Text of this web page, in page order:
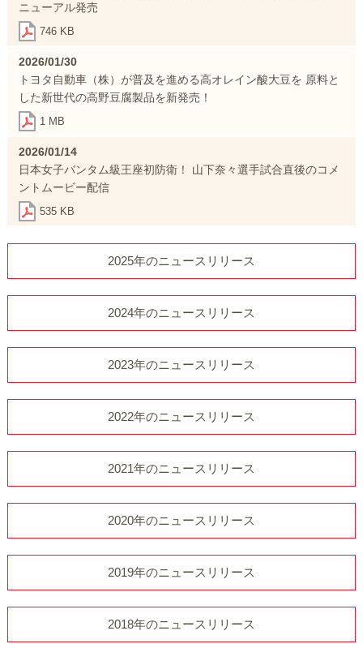
ニューアル発売
746 KB
2026/01/30
トヨタ自動車（株）が普及を進める高オレイン酸大豆を 原料と
した新世代の高野豆腐製品を新発売！
1 MB
2026/01/14
日本女子バンタム級王座初防衛！ 山下奈々選手試合直後のコメ
ントムービー配信
535 KB
2025年のニュースリリース
2024年のニュースリリース
2023年のニュースリリース
2022年のニュースリリース
2021年のニュースリリース
2020年のニュースリリース
2019年のニュースリリース
2018年のニュースリリース